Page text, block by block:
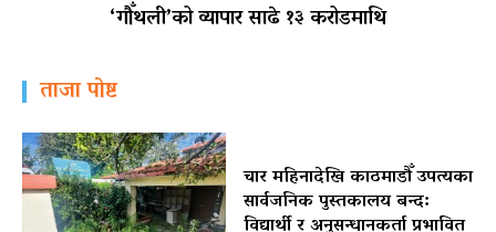
‘गौँथली’को व्यापार साढे १३ करोडमाथि
ताजा पोष्ट
चार महिनादेखि काठमाडौँ उपत्यका
सार्वजनिक पुस्तकालय बन्द: